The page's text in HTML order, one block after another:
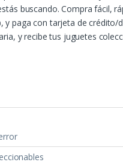
buscando. Compra fácil,
y paga con tarjeta de crédito/
y recibe tus juguetes